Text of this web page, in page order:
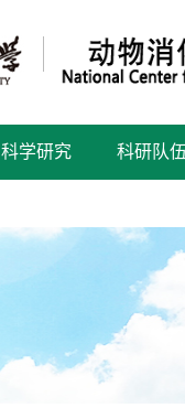
科学研究 科研队